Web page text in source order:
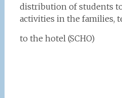
distribution of students
activities in the families,
to the hotel (SCHO)